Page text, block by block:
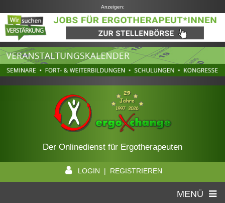
Anzeigen:
Der Onlinedienst für Ergotherapeuten
LOGIN | REGISTRIEREN
MENÜ